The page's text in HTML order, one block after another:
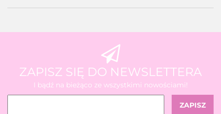
ZAPISZ SIĘ DO NEWSLETTERA
I bądź na bieżąco ze wszystkimi nowościami!